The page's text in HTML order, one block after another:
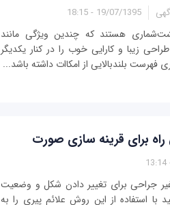
19/07/1395 - 18:15
هستند که چندین ویژگی مانند
زیبا و کارایی خوب را در کنار یکدیگر
بلندبالایی از امکاات داشته باشد...
راه برای قرینه سازی صورت
جراحی برای تغییر دادن شکل و وضعیت
با استفاده از این روش علائم پیری را به